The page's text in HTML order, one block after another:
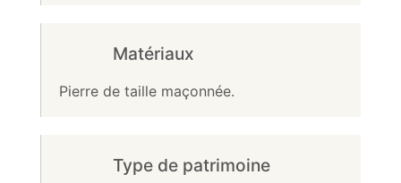
Matériaux
Pierre de taille maçonnée.
Type de patrimoine